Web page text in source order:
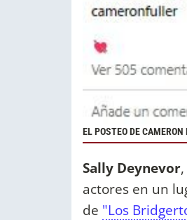
EL POSTEO DE CAMERON
Sally Deynevor
actores en un
de "Los